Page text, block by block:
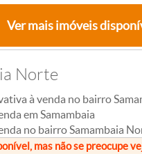
Ver mais imóveis
Norte
à venda no bairro
em Samambaia
no bairro Samambaia
mas não se preocupe